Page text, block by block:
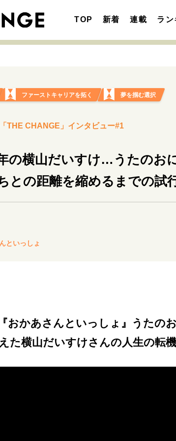
TOP 新着 連載 ラ
注目の記事テーマで探す
・哲学
働き方 セカンドキャリアの描き方
ネス
私を彩るエッセンス
チャー・マネー
ファーストキャリアを拓く 夢を掴む選択
THE CHANGE」インタビュー#1
の横山だいすけ…うたのお
との距離を縮めるまでの試
といっしょ
『おかあさんといっしょ』うたの
た横山だいすけさんの人生の転